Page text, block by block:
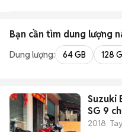
Bạn cần tìm dung lượng
Dung lượng: 64 GB 128
Suzuki
SG 9
2018